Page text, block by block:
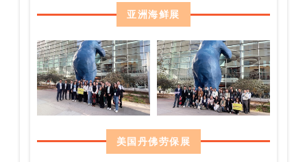
亚洲海鲜展
美国丹佛劳保展